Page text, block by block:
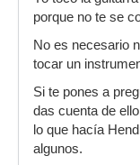
porque no te se
No es necesario
tocar un
Si te pones a
das cuenta de
lo que hacía
algunos.